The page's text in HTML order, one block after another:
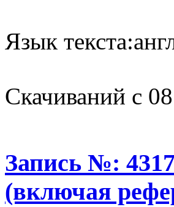
Язык текста:
Cкачиваний с
Запись №:
(включая